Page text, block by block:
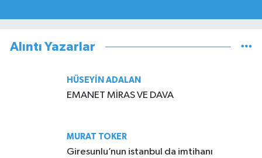
Alıntı Yazarlar
HÜSEYIN ADALAN
EMANET MİRAS VE DAVA
MURAT TOKER
Giresunlu’nun istanbul da imtihanı